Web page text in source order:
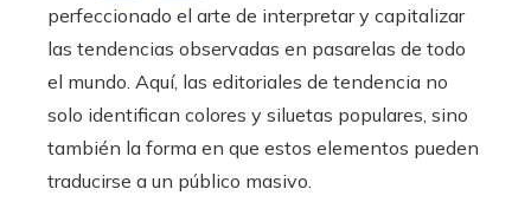
perfeccionado el arte de interpretar y capitalizar
las tendencias observadas en pasarelas de todo
el mundo. Aquí, las editoriales de tendencia no
solo identifican colores y siluetas populares, sino
también la forma en que estos elementos pueden
traducirse a un público masivo.